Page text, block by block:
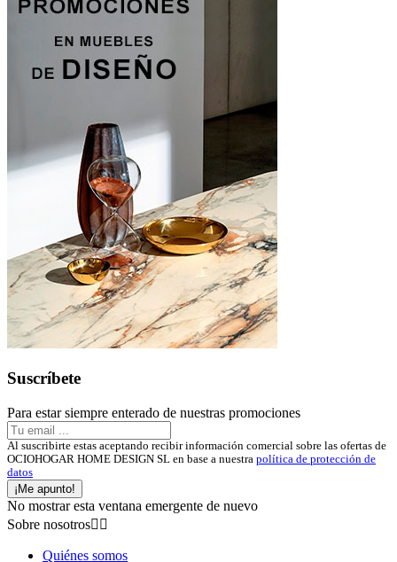
Suscríbete
Para estar siempre enterado de nuestras promociones
Al suscribirte estas aceptando recibir información comercial sobre las ofertas de
OCIOHOGAR HOME DESIGN SL en base a nuestra política de protección de
datos
¡Me apunto!
No mostrar esta ventana emergente de nuevo
Sobre nosotros 
Quiénes somos